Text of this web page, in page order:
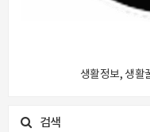
생활정보, 생활
검색